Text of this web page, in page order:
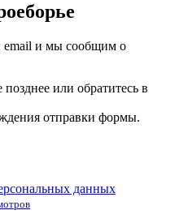
email и мы сообщим о
или обратитесь в
отправки формы.
данных